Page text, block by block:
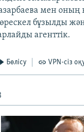
мен оның
бұзылды
агенттік.
Бөлісу VPN-сіз